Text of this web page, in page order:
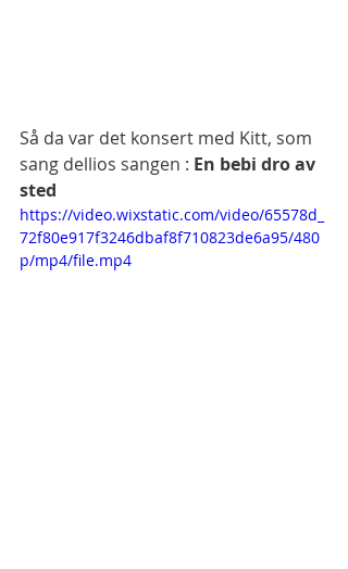
Så da var det konsert med Kitt, som
sang dellios sangen : En bebi dro av
sted
https://video.wixstatic.com/video/65578d_
72f80e917f3246dbaf8f710823de6a95/480
p/mp4/file.mp4